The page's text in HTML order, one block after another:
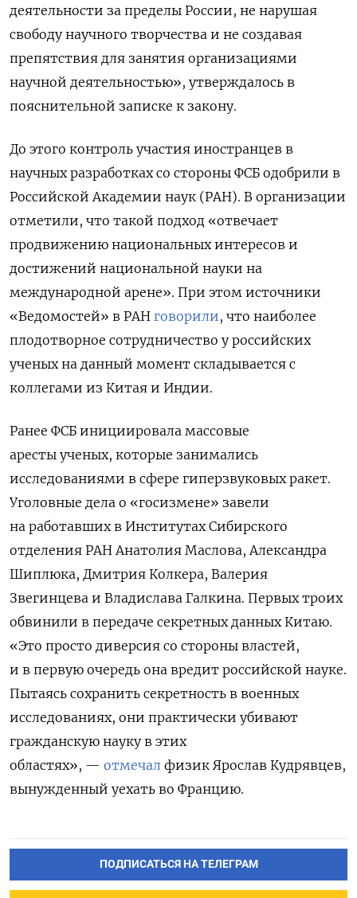
деятельности за пределы России, не нарушая
свободу научного творчества и не создавая
препятствия для занятия организациями
научной деятельностью», утверждалось в
пояснительной записке к закону.
До этого контроль участия иностранцев в
научных разработках со стороны ФСБ одобрили в
Российской Академии наук (РАН). В организации
отметили, что такой подход «отвечает
продвижению национальных интересов и
достижений национальной науки на
международной арене». При этом источники
«Ведомостей» в РАН говорили, что наиболее
плодотворное сотрудничество у российских
ученых на данный момент складывается с
коллегами из Китая и Индии.
Ранее ФСБ инициировала массовые
аресты ученых, которые занимались
исследованиями в сфере гиперзвуковых ракет.
Уголовные дела о «госизмене» завели
на работавших в Институтах Сибирского
отделения РАН Анатолия Маслова, Александра
Шиплюка, Дмитрия Колкера, Валерия
Звегинцева и Владислава Галкина. Первых троих
обвинили в передаче секретных данных Китаю.
«Это просто диверсия со стороны властей,
и в первую очередь она вредит российской науке.
Пытаясь сохранить секретность в военных
исследованиях, они практически убивают
гражданскую науку в этих
областях», — отмечал физик Ярослав Кудрявцев,
вынужденный уехать во Францию.
ПОДПИСАТЬСЯ НА ТЕЛЕГРАМ